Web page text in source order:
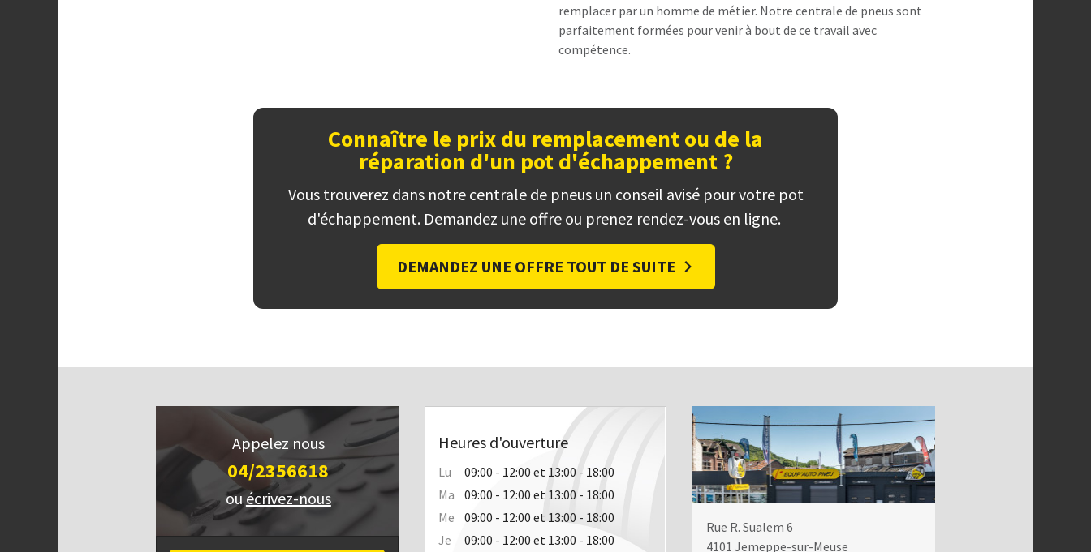
remplacer par un homme de métier. Notre centrale de pneus sont
parfaitement formées pour venir à bout de ce travail avec
compétence.
Connaître le prix du remplacement ou de la
réparation d'un pot d'échappement ?
Vous trouverez dans notre centrale de pneus un conseil avisé pour votre pot
d'échappement. Demandez une offre ou prenez rendez-vous en ligne.
DEMANDEZ UNE OFFRE TOUT DE SUITE
Appelez nous
04/2356618
ouécrivez-nous
Heures d'ouverture
Lu
09:00 - 12:00 et 13:00 - 18:00
Ma
09:00 - 12:00 et 13:00 - 18:00
Me
09:00 - 12:00 et 13:00 - 18:00
Je
09:00 - 12:00 et 13:00 - 18:00
Rue R. Sualem 6
4101 Jemeppe-sur-Meuse